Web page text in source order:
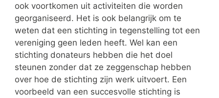
ook voortkomen uit activiteiten die worden
georganiseerd. Het is ook belangrijk om te
weten dat een stichting in tegenstelling tot een
vereniging geen leden heeft. Wel kan een
stichting donateurs hebben die het doel
steunen zonder dat ze zeggenschap hebben
over hoe de stichting zijn werk uitvoert. Een
voorbeeld van een succesvolle stichting is